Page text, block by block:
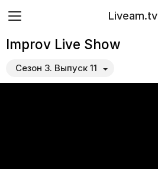
Liveam.tv
Improv Live Show
Сезон 3. Выпуск 11